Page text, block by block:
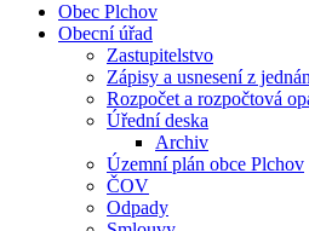
Obec Plchov
Obecní úřad
Zastupitelstvo
Zápisy a usnesení z
Rozpočet a rozpočtová
Úřední deska
Archiv
Územní plán obce Plchov
ČOV
Odpady